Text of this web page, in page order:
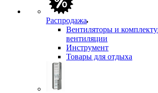
Распродажа
Вентиляторы и
вентиляции
Инструмент
Товары для отдыха